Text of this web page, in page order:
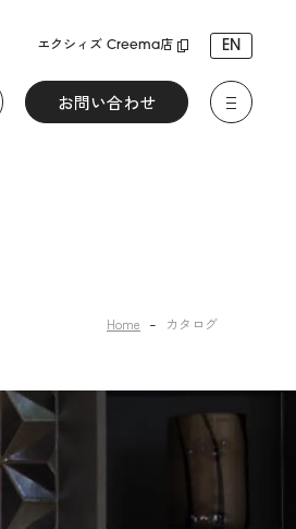
お問い合わせ
エクシィズ Creema店 EN
Home カタログ